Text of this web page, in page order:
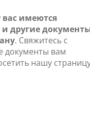
вас имеются
другие
. Свяжитесь с
документы вам
нашу